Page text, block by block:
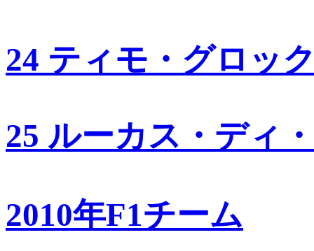
24 ティモ・グロッ
25 ルーカス・ディ
2010年F1チーム